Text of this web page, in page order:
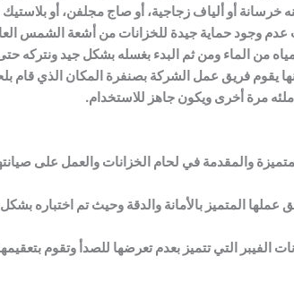
خرسانة أو ألياف زجاجية، أو صاج مجلفن، أو
وجود حماية جيدة للخزانات من أشعة الشمس
من الماء ومن ثم البدء بغسله بشكل جيد ونتركه
منها يقوم فريق عمل الشركة بصنفرة المكان الذي
مرة أخرى ويكون جاهز للاستخدام.
والمقدمة في لحام الخزانات والعمل على
المتميز بالأمانة والدقة وحيث تم اختباره
التي تتميز بعدم تعرضها للصدأ وتقوم بتعقيمها